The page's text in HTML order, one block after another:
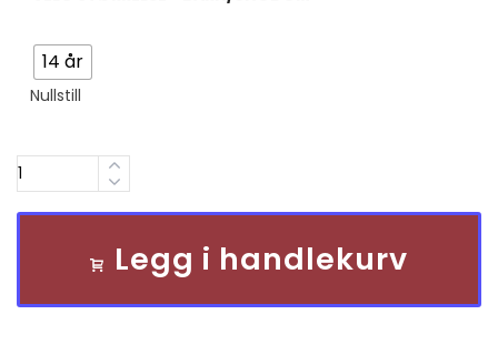
14 år
Nullstill
Quantity
Legg i handlekurv